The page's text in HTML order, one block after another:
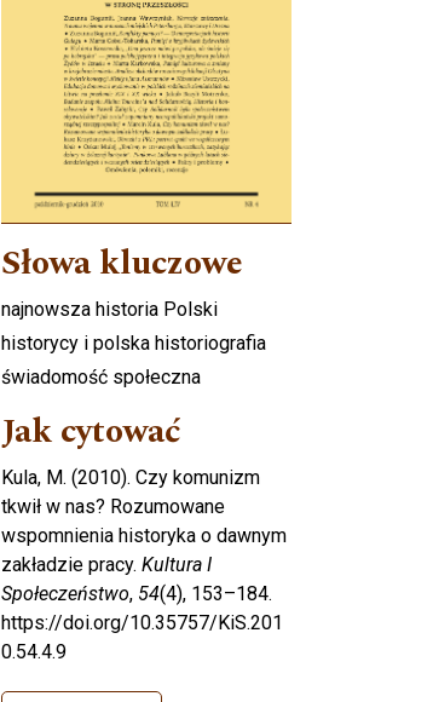
Słowa kluczowe
najnowsza historia Polski
historycy i polska historiografia
świadomość społeczna
Jak cytować
Kula, M. (2010). Czy komunizm
tkwił w nas? Rozumowane
wspomnienia historyka o dawnym
zakładzie pracy. Kultura I
Społeczeństwo, 54(4), 153–184.
https://doi.org/10.35757/KiS.201
0.54.4.9